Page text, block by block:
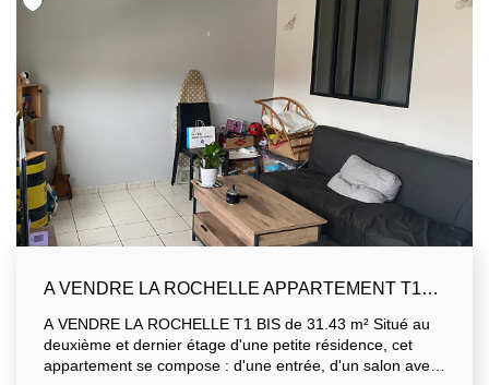
A VENDRE LA ROCHELLE APPARTEMENT T1BIS 31.43 M2
A VENDRE LA ROCHELLE T1 BIS de 31.43 m² Situé au
deuxième et dernier étage d'une petite résidence, cet
appartement se compose : d'une entrée, d'un salon avec